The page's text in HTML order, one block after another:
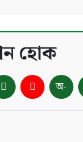
হোক
অ-